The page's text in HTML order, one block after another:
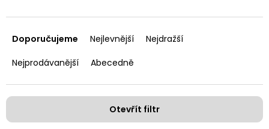
a
e
í
p
r
Doporučujeme Nejlevnější
Nejdražší
Nejprodávanější
Abecedně
Otevřít filtr